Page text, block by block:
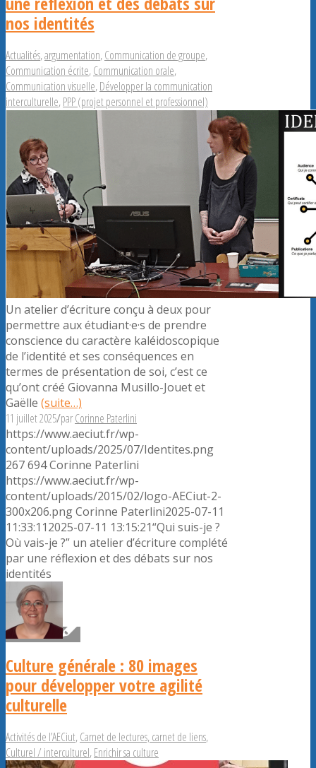
nos identités
Actualités,argumentation,Communication de groupe,
Communication écrite,Communication orale,
Communication visuelle,Développer la communication
interculturelle,PPP (projet personnel et professionnel)
Un atelier d’écriture conçu à deux pour
permettre aux étudiant·e·s de prendre
conscience du caractère kaléidoscopique
de l’identité et ses conséquences en
termes de présentation de soi, c’est ce
qu’ont créé Giovanna Musillo-Jouet et
Gaëlle (suite…)
11 juillet 2025/parCorinne Paterlini
https://www.aeciut.fr/wp-
content/uploads/2025/07/Identites.png
267694Corinne Paterlini
https://www.aeciut.fr/wp-
content/uploads/2015/02/logo-AECiut-2-
300x206.pngCorinne Paterlini2025-07-11
11:33:112025-07-11 13:15:21“Qui suis-je ?
Où vais-je ?” un atelier d’écriture complété
par une réflexion et des débats sur nos
identités
Culture générale : 80 images
pour développer votre agilité
culturelle
Activités de l’AECiut,Carnet de lectures, carnet de liens,
Culturel / interculturel,Enrichir sa culture